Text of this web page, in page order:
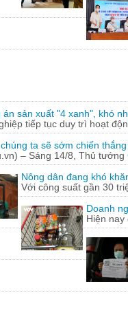
sản xuất "4 xanh", khó
tiếp tục duy trì hoạt
ta sẽ sớm chiến
– Sáng 14/8, Thủ
Nông dân đang khó
Với công suất gần 30
Doanh
Hiện